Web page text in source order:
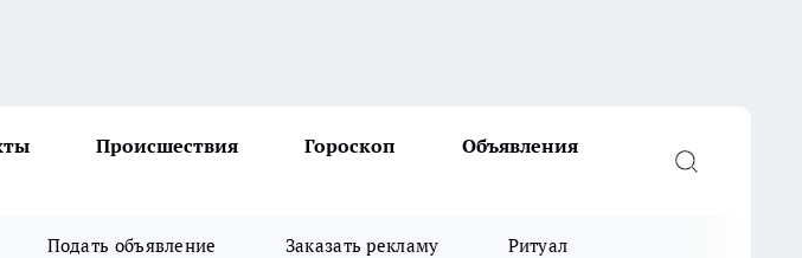
Происшествия Гороскоп
Объявления
Подать объявление Заказать рекламу Ритуал